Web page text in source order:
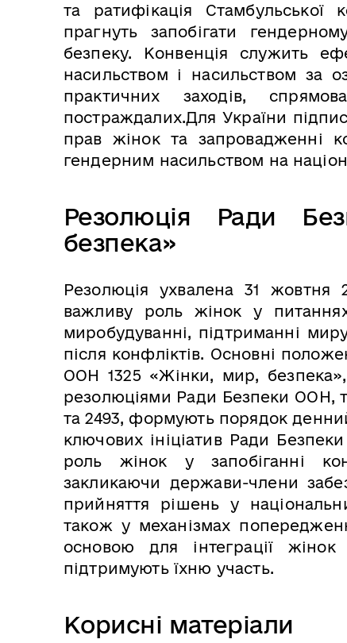
та ратифікація
прагнуть запобігати
безпеку. Конвенція служить
насильством і насильством за
практичних заходів,
постраждалих.Для України
прав жінок та запровадженні
гендерним насильством на
Резолюція Ради
безпека»
Резолюція ухвалена 31
важливу роль жінок у
миробудуванні, підтриманні
після конфліктів. Основні
ООН 1325 «Жінки, мир,
резолюціями Ради Безпеки ООН,
та 2493, формують порядок
ключових ініціатив Ради
роль жінок у запобіганні
закликаючи держави-члени
прийняття рішень у
також у механізмах
основою для інтеграції
підтримують їхню участь.
Корисні матеріали